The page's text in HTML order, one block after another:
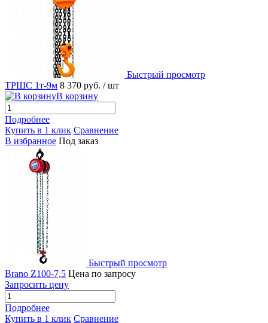
Быстрый просмотр
ТРШС 1т-9м 8 370 руб. / шт
В корзину
Подробнее
Купить в 1 клик Сравнение
В избранное Под заказ
Быстрый просмотр
Brano Z100-7,5 Цена по запросу
Запросить цену
Подробнее
Купить в 1 клик Сравнение